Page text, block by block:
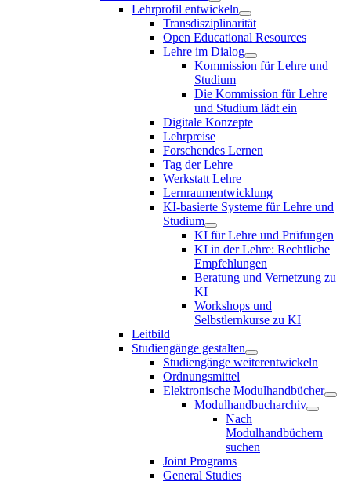
Lehrprofil entwickeln
Transdisziplinarität
Open Educational Resources
Lehre im Dialog
Kommission für Lehre und
Studium
Die Kommission für Lehre
und Studium lädt ein
Digitale Konzepte
Lehrpreise
Forschendes Lernen
Tag der Lehre
Werkstatt Lehre
Lernraumentwicklung
KI-basierte Systeme für Lehre und
Studium
KI für Lehre und Prüfungen
KI in der Lehre: Rechtliche
Empfehlungen
Beratung und Vernetzung zu
KI
Workshops und
Selbstlernkurse zu KI
Leitbild
Studiengänge gestalten
Studiengänge weiterentwickeln
Ordnungsmittel
Elektronische Modulhandbücher
Modulhandbucharchiv
Nach
Modulhandbüchern
suchen
Joint Programs
General Studies